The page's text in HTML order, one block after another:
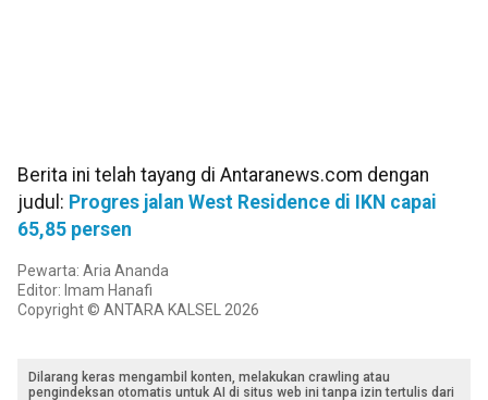
Berita ini telah tayang di Antaranews.com dengan
judul: Progres jalan West Residence di IKN capai
65,85 persen
Pewarta: Aria Ananda
Editor: Imam Hanafi
Copyright © ANTARA KALSEL 2026
Dilarang keras mengambil konten, melakukan crawling atau
pengindeksan otomatis untuk AI di situs web ini tanpa izin tertulis dari